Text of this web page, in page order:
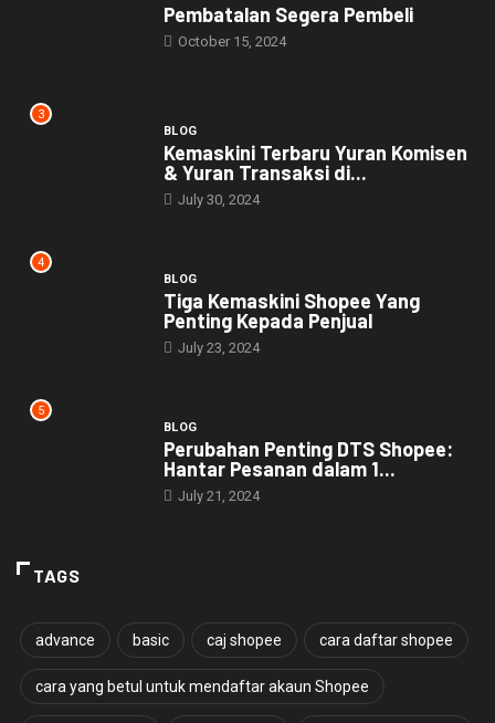
Pembatalan Segera Pembeli
October 15, 2024
3
BLOG
Kemaskini Terbaru Yuran Komisen
& Yuran Transaksi di...
July 30, 2024
4
BLOG
Tiga Kemaskini Shopee Yang
Penting Kepada Penjual
July 23, 2024
5
BLOG
Perubahan Penting DTS Shopee:
Hantar Pesanan dalam 1...
July 21, 2024
TAGS
advance basic caj shopee cara daftar shopee
cara yang betul untuk mendaftar akaun Shopee